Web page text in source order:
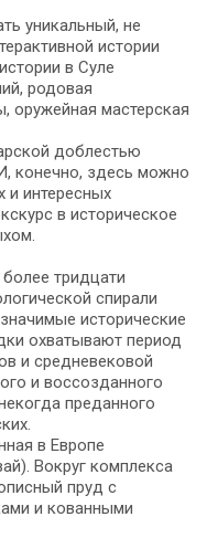
уникальный, не
истории
в Суле
родовая
оружейная мастерская
доблестью
конечно, здесь можно
и интересных
в историческое
тридцати
спирали
исторические
охватывают период
и средневековой
и воссозданного
преданного
в Европе
Вокруг комплекса
пруд с
и кованными